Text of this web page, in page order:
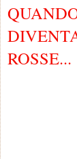
ROSSE...